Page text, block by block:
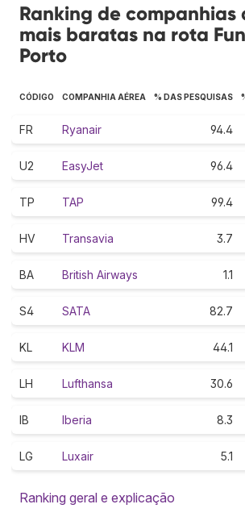
Ranking de companhias
mais baratas na rota
Porto
CÓDIGO COMPANHIA AÉREA % DAS PESQUISAS
FR Ryanair 94.4
U2 EasyJet 96.4
TP TAP 99.4
HV Transavia 3.7
BA British Airways 1.1
S4 SATA 82.7
KL KLM 44.1
LH Lufthansa 30.6
IB Iberia 8.3
LG Luxair 5.1
Ranking geral e explicação